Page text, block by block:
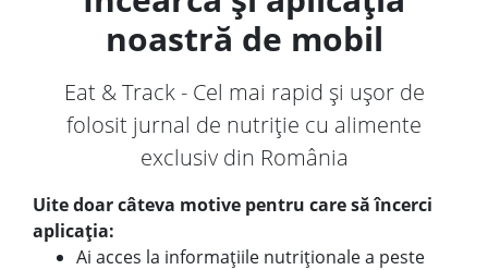
noastră de mobil
Eat & Track - Cel mai rapid și ușor de
folosit jurnal de nutriție cu alimente
exclusiv din România
Uite doar câteva motive pentru care să încerci
aplicația:
Ai acces la informațiile nutriționale a peste